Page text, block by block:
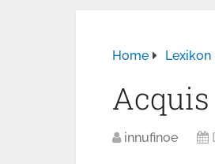
Home Lexikon
innufinoe